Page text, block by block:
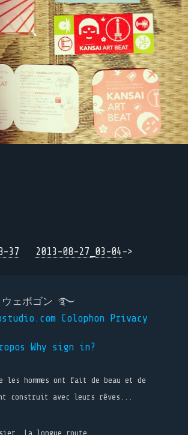
37 2013-08-27_03-04->
ウェボゴン ࿐
Colophon Privacy
Why sign in?
les hommes ont fait de beau et de
construit avec leurs rêves...
La longue route